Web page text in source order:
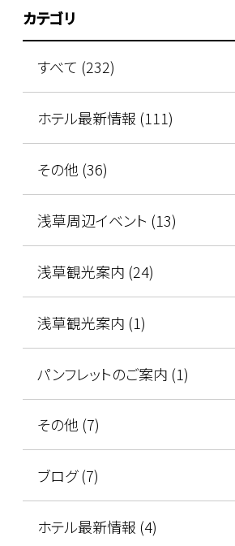
カテゴリ
すべて (232)
ホテル最新情報 (111)
その他 (36)
浅草周辺イベント (13)
浅草観光案内 (24)
浅草観光案内 (1)
パンフレットのご案内 (1)
その他 (7)
ブログ (7)
ホテル最新情報 (4)